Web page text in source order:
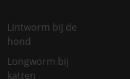
Lintworm bij de
hond
Longworm bij
katten